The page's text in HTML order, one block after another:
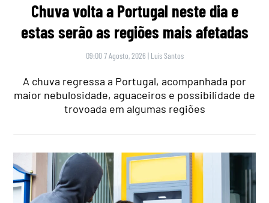
Chuva volta a Portugal neste dia e
estas serão as regiões mais afetadas
09:00 7 Agosto, 2026 | Luís Santos
A chuva regressa a Portugal, acompanhada por
maior nebulosidade, aguaceiros e possibilidade de
trovoada em algumas regiões